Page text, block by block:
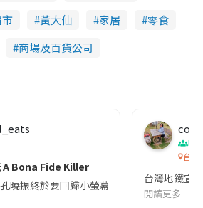
黃大仙 家居
零食
商場及百貨公司
A Bona Fide Killer
曉振終於要回歸小螢幕啦!這次的劇本改編
co
吹
台灣
台灣地鐵宣
閱讀更多